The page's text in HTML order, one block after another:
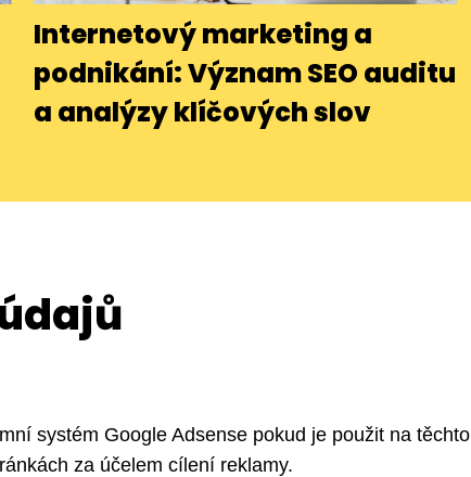
Internetový marketing a
podnikání: Význam SEO auditu
a analýzy klíčových slov
systém Google Adsense pokud je použit na těchto
za účelem cílení reklamy.